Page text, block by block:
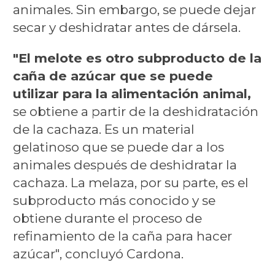
animales. Sin embargo, se puede dejar
secar y deshidratar antes de dársela.
"El melote es otro subproducto de la
caña de azúcar que se puede
utilizar para la alimentación animal,
se obtiene a partir de la deshidratación
de la cachaza. Es un material
gelatinoso que se puede dar a los
animales después de deshidratar la
cachaza. La melaza, por su parte, es el
subproducto más conocido y se
obtiene durante el proceso de
refinamiento de la caña para hacer
azúcar", concluyó Cardona.